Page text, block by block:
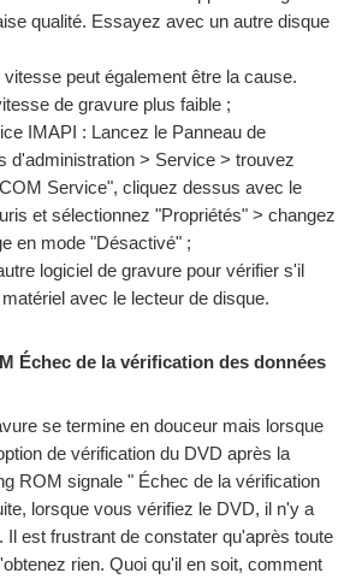
qualité. Essayez avec un autre disque
peut également être la cause.
de gravure plus faible ;
IMAPI : Lancez le Panneau de
d'administration > Service > trouvez
Service", cliquez dessus avec le
et sélectionnez "Propriétés" > changez
en mode "Désactivé" ;
logiciel de gravure pour vérifier s'il
avec le lecteur de disque.
Échec de la vérification des données
se termine en douceur mais lorsque
de vérification du DVD après la
ROM signale " Échec de la vérification
lorsque vous vérifiez le DVD, il n'y a
Il est frustrant de constater qu'après toute
rien. Quoi qu'il en soit, comment